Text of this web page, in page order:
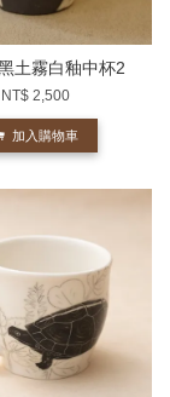
土霧白釉中杯2
NT$ 2,500
加入購物車